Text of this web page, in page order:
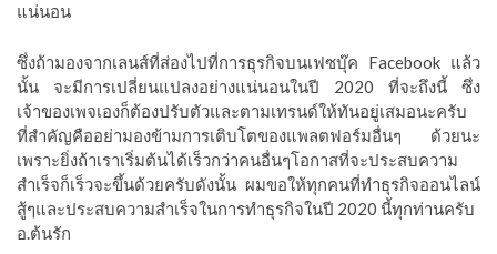
แน่นอน
ซึ่งถ้ามองจากเลนส์ที่ส่องไปที่การธุรกิจบนเฟซบุ๊ค Facebook แล้ว
นั้น จะมีการเปลี่ยนแปลงอย่างแน่นอนในปี 2020 ที่จะถึงนี้ ซึ่ง
เจ้าของเพจเองก็ต้องปรับตัวและตามเทรนด์ให้ทันอยู่เสมอนะครับ
ที่สำคัญคืออย่ามองข้ามการเติบโตของแพลตฟอร์มอื่นๆ ด้วยนะ
เพราะยิ่งถ้าเราเริ่มต้นได้เร็วกว่าคนอื่นๆโอกาสที่จะประสบความ
สำเร็จก็เร็วจะขึ้นด้วยครับดังนั้น ผมขอให้ทุกคนที่ทำธุรกิจออนไลน์
สู้ๆและประสบความสำเร็จในการทำธุรกิจในปี 2020 นี้ทุกท่านครับ
อ.ต้นรัก